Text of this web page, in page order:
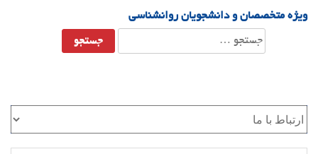
ویژه متخصصان و دانشجویان روانشناسی
جستجو
برای: